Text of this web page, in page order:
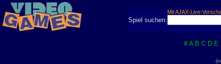
Mit AJAX-Live-
Spiel suchen:
# A B C D E